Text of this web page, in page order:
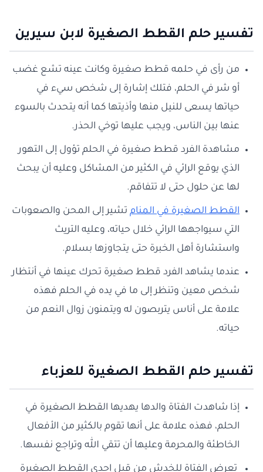
تفسير حلم القطط الصغيرة لابن سيرين
من رأى في حلمه قطط صغيرة وكانت عينه تشع غضب
أو شر في الحلم، فتلك إشارة إلى شخص سيء في
حياتها يسعى للنيل منها وأذيتها كما أنه يتحدث بالسوء
عنها بين الناس، ويجب عليها توخي الحذر.
مشاهدة الفرد قطط صغيرة في الحلم تؤول إلى التهور
الذي يوقع الرائي في الكثير من المشاكل وعليه أن يبحث
لها عن حلول حتى لا تتفاقم.
القطط الصغيرة في المنام تشير إلى المحن والصعوبات
التي سيواجهها الرائي خلال حياته، وعليه التريث
واستشارة أهل الخبرة حتى يتجاوزها بسلام.
عندما يشاهد الفرد قطط صغيرة تحرك عينها في أنتظار
شخص معين وتنظر إلى ما في يده في الحلم فهذه
علامة على أناس يتربصون له ويتمنون زوال النعم من
حياته.
تفسير حلم القطط الصغيرة للعزباء
إذا شاهدت الفتاة والدها يهديها القطط الصغيرة في
الحلم، فهذه علامة على أنها تقوم بالكثير من الأفعال
الخاطئة والمحرمة وعليها أن تتقي الله وتراجع نفسها.
تعرض الفتاة للخدش من قبل إحدى القطط الصغيرة